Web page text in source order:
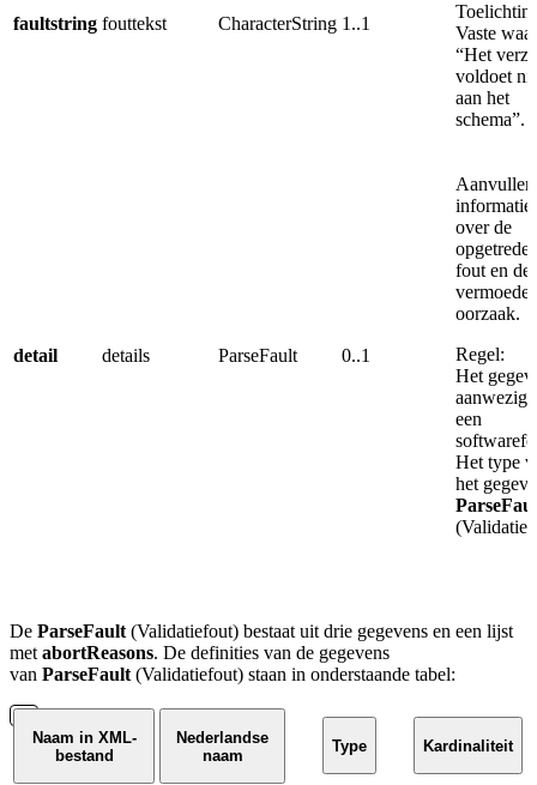
faultstring fouttekst CharacterString 1..1
Vaste
“Het
voldoet
aan het
schema”.
detail details ParseFault 0..1
informatie
over de
fout en de
oorzaak.
Regel:
Het
aanwezig
een
Het type
het
De ParseFault(Validatiefout) bestaat uit drie gegevens en een lijst
metabortReasons. De definities van de gegevens
van ParseFault(Validatiefout) staan in onderstaande tabel:
Naam in XML-
bestand
Nederlandse
naam
Type Kardinaliteit